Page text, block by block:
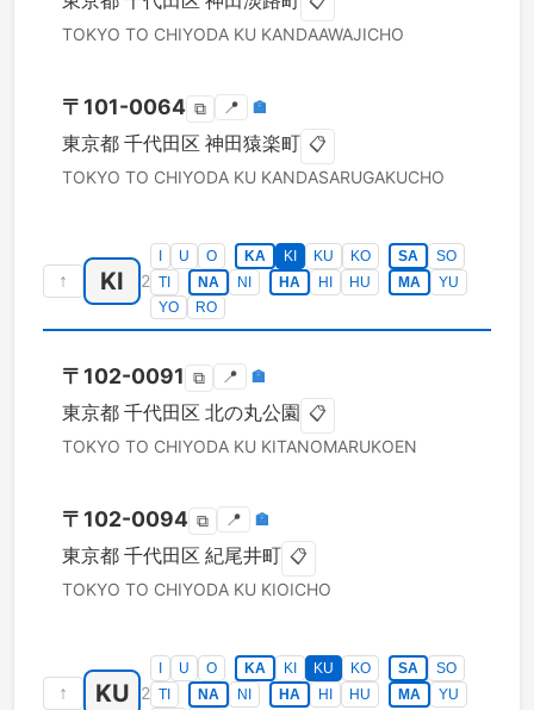
TOKYO TO CHIYODA KU KANDAAWAJICHO
〒 101-0064 ⧉ 📍 🏣
東京都 千代田区 神田猿楽町 📋
TOKYO TO CHIYODA KU KANDASARUGAKUCHO
↑ KI 2
U O KA KI KU KO SA
SO
TI
NA NI HA HI HU MA
YU
YO
RO
〒 102-0091 ⧉ 📍 🏣
東京都 千代田区 北の丸公園 📋
TOKYO TO CHIYODA KU KITANOMARUKOEN
〒 102-0094 ⧉ 📍 🏣
東京都 千代田区 紀尾井町 📋
TOKYO TO CHIYODA KU KIOICHO
↑ KU 2
U O KA KI KU KO SA
SO
TI
NA NI HA HI HU MA
YU